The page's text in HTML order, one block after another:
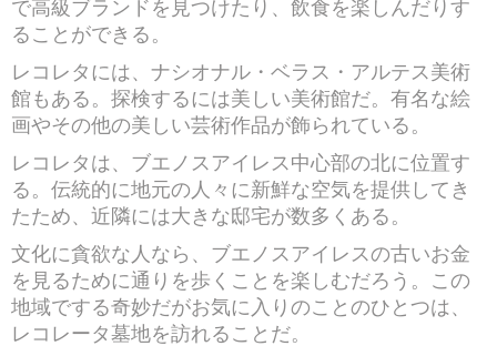
で高級ブランドを見つけたり、飲食を楽しんだりす
ることができる。
レコレタには、ナシオナル・ベラス・アルテス美術
館もある。探検するには美しい美術館だ。有名な絵
画やその他の美しい芸術作品が飾られている。
レコレタは、ブエノスアイレス中心部の北に位置す
る。伝統的に地元の人々に新鮮な空気を提供してき
たため、近隣には大きな邸宅が数多くある。
文化に貪欲な人なら、ブエノスアイレスの古いお金
を見るために通りを歩くことを楽しむだろう。この
地域でする奇妙だがお気に入りのことのひとつは、
レコレータ墓地を訪れることだ。